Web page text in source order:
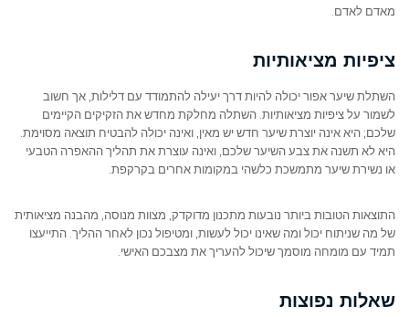
מאדם לאדם.
ציפיות מציאותיות
השתלת שיער אפור יכולה להיות דרך יעילה להתמודד עם דלילות, אך חשוב
לשמור על ציפיות מציאותיות. השתלה מחלקת מחדש את הזקיקים הקיימים
שלכם; היא אינה יוצרת שיער חדש יש מאין, ואינה יכולה להבטיח תוצאה מסוימת.
היא לא תשנה את צבע השיער שלכם, ואינה עוצרת את תהליך ההאפרה הטבעי
או נשירת שיער מתמשכת כלשהי במקומות אחרים בקרקפת.
התוצאות הטובות ביותר נובעות מתכנון מדוקדק, מצוות מנוסה, מהבנה מציאותית
של מה שניתוח יכול ומה שאינו יכול לעשות, ומטיפול נכון לאחר ההליך. התייעצו
תמיד עם מומחה מוסמך שיכול להעריך את מצבכם האישי.
שאלות נפוצות